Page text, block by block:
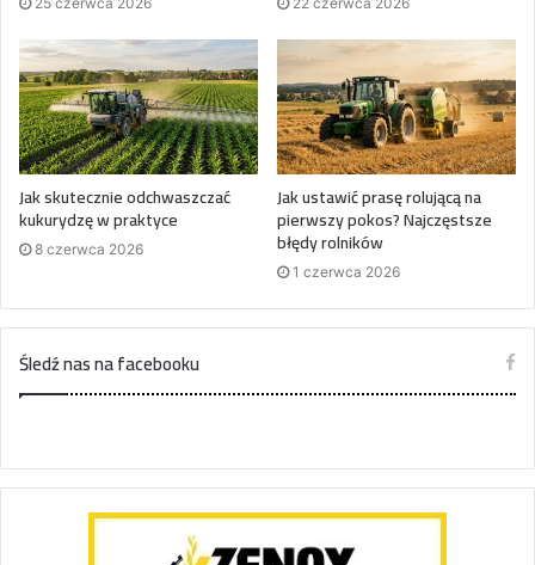
Jak skutecznie odchwaszczać
kukurydzę w praktyce
8 czerwca 2026
Jak ustawić prasę rolującą na
pierwszy pokos? Najczęstsze
błędy rolników
1 czerwca 2026
Śledź nas na facebooku